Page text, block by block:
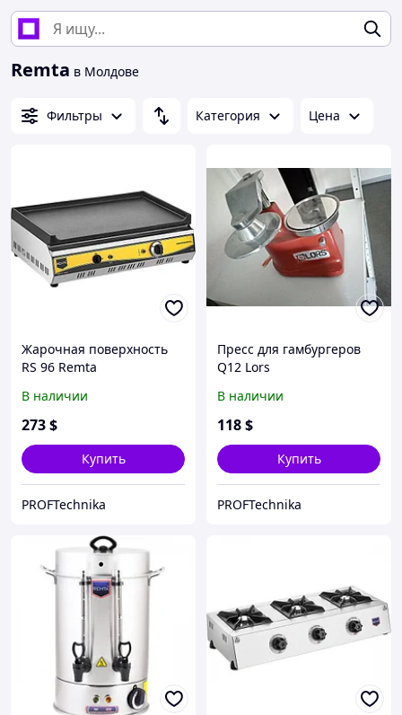
Remta в Молдове
Фильтры Категория Цена
Жарочная поверхность
RS 96 Remta
В наличии
273$
Купить
PROFTechnika
Пресс для гамбургеров
Q12 Lors
В наличии
118$
Купить
PROFTechnika